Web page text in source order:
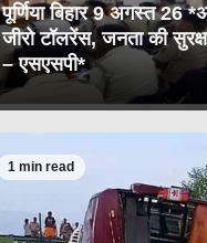
पूर्णिया बिहार 9 अगस्त 26
जीरो टॉलरेंस, जनता की सुरक्षा
– एसएसपी*
1 min read